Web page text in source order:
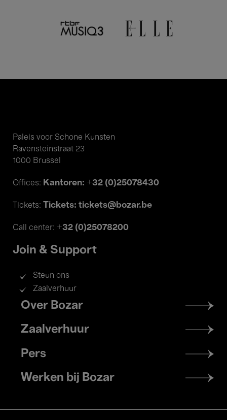
Paleis voor Schone Kunsten
Ravensteinstraat 23
1000 Brussel
Offices: Kantoren: +32 (0)25078430
Tickets: Tickets: tickets@bozar.be
Call center: +32 (0)25078200
Join & Support
Steun ons
Zaalverhuur
Footer
menu
Over Bozar
Zaalverhuur
Pers
Werken bij Bozar